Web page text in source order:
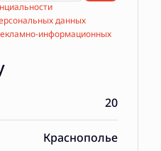
данных
информационных
20
Краснополье